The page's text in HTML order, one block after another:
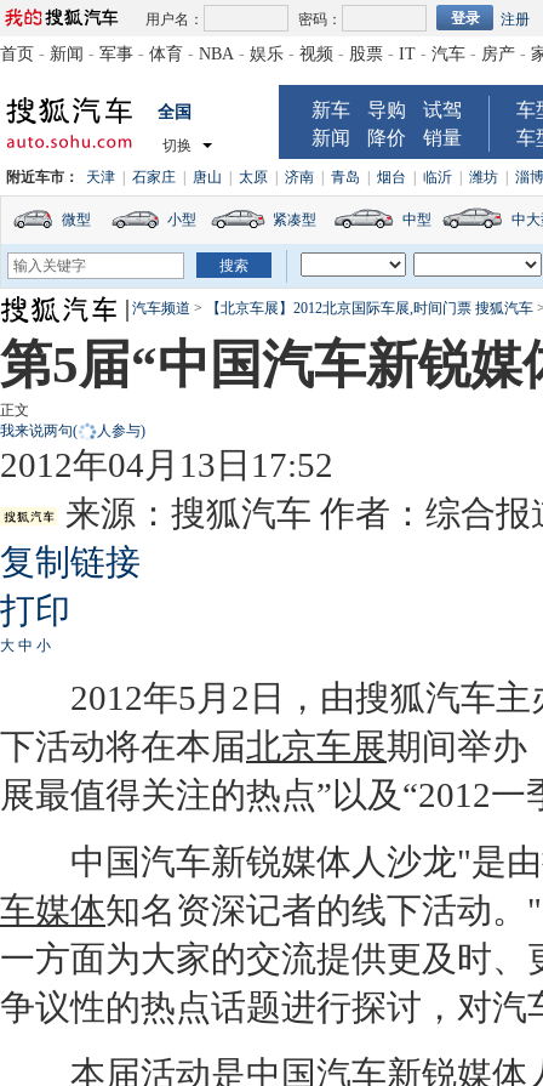
用户名： 密码： 注册
首页 - 新闻 - 军事 - 体育 - NBA - 娱乐 - 视频 - 股票 - IT - 汽车 - 房产 -
全国
切换
新车 导购
试驾
新闻
降价 销量
车
车
附近车市： 天津 石家庄 唐山 太原 济南 青岛 烟台 临沂 潍坊 淄博
微型 小型 紧凑型 中型 中
汽车频道 > 【北京车展】2012北京国际车展,时间门票 搜狐汽车
第5届“中国汽车新锐
正文
我来说两句( 人参与)
2012年04月13日17:52
来源： 搜狐汽车 作者：综合报
复制链接
打印
大 中 小
2012年5月2日，由搜狐汽车主
下活动将在本届北京车展期间举办
展最值得关注的热点”以及“2012
中国汽车新锐媒体人沙龙"是由
车媒体知名资深记者的线下活动
一方面为大家的交流提供更及时
争议性的热点话题进行探讨，对
本届活动是中国汽车新锐媒体